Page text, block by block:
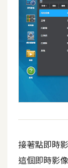
接著點即時
這個即時影